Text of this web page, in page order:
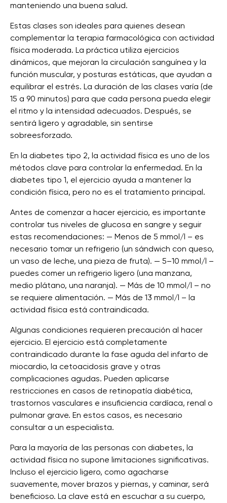
manteniendo una buena salud.
Estas clases son ideales para quienes desean
complementar la terapia farmacológica con actividad
física moderada. La práctica utiliza ejercicios
dinámicos, que mejoran la circulación sanguínea y la
función muscular, y posturas estáticas, que ayudan a
equilibrar el estrés. La duración de las clases varía (de
15 a 90 minutos) para que cada persona pueda elegir
el ritmo y la intensidad adecuados. Después, se
sentirá ligero y agradable, sin sentirse
sobreesforzado.
En la diabetes tipo 2, la actividad física es uno de los
métodos clave para controlar la enfermedad. En la
diabetes tipo 1, el ejercicio ayuda a mantener la
condición física, pero no es el tratamiento principal.
Antes de comenzar a hacer ejercicio, es importante
controlar tus niveles de glucosa en sangre y seguir
estas recomendaciones: — Menos de 5 mmol/l – es
necesario tomar un refrigerio (un sándwich con queso,
un vaso de leche, una pieza de fruta). — 5–10 mmol/l –
puedes comer un refrigerio ligero (una manzana,
medio plátano, una naranja). — Más de 10 mmol/l – no
se requiere alimentación. — Más de 13 mmol/l – la
actividad física está contraindicada.
Algunas condiciones requieren precaución al hacer
ejercicio. El ejercicio está completamente
contraindicado durante la fase aguda del infarto de
miocardio, la cetoacidosis grave y otras
complicaciones agudas. Pueden aplicarse
restricciones en casos de retinopatía diabética,
trastornos vasculares e insuficiencia cardíaca, renal o
pulmonar grave. En estos casos, es necesario
consultar a un especialista.
Para la mayoría de las personas con diabetes, la
actividad física no supone limitaciones significativas.
Incluso el ejercicio ligero, como agacharse
suavemente, mover brazos y piernas, y caminar, será
beneficioso. La clave está en escuchar a su cuerpo,